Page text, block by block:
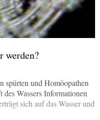
werden?
spürten und Homöopathen
Wassers Informationen
sich auf das Wasser und